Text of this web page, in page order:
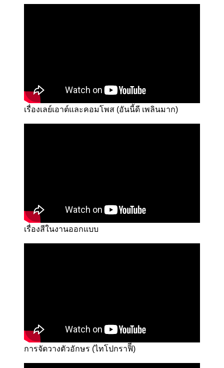
เรื่องเลย์เอาต์และคอมโพส (อันนี้ดี เพลินมาก)
เรื่องสีในงานออกแบบ
การจัดวางตัวอักษร (ไทโปกราฟิี)